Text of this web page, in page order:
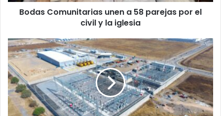
Bodas Comunitarias unen a 58 parejas por el
civil y la iglesia
Tendrá
Guanajuato
primer
planta
de
energía
geotérmica,